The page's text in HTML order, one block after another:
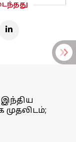
இந்திய
முதலிடம்;